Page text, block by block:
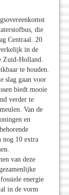
die
Centraal. 20
in de
Zuid-Holland.
te houden.
slag gaan voor
biedt mooie
verder te
Van de
en
nog 10 extra
van deze
energie
in de vorm